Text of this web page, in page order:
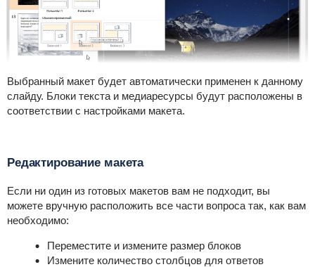
Выбранный макет будет автоматически применен к данному
слайду. Блоки текста и медиаресурсы будут расположены в
соответствии с настройками макета.
Редактирование макета
Если ни один из готовых макетов вам не подходит, вы
можете вручную расположить все части вопроса так, как вам
необходимо:
Переместите и измените размер блоков
Измените количество столбцов для ответов